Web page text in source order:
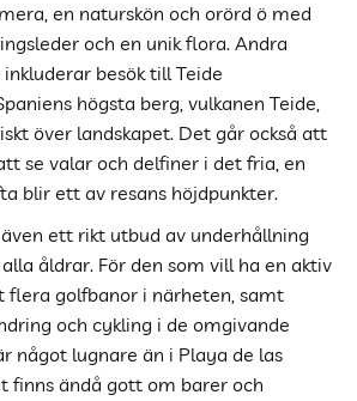
en naturskön och orörd ö med
och en unik flora. Andra
besök till Teide
högsta berg, vulkanen Teide,
över landskapet. Det går också att
se valar och delfiner i det fria, en
blir ett av resans höjdpunkter.
ett rikt utbud av underhållning
åldrar. För den som vill ha en aktiv
flera golfbanor i närheten, samt
och cykling i de omgivande
något lugnare än i Playa de las
finns ändå gott om barer och